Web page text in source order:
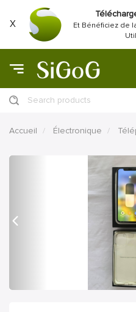
X
Et Bénéficiez de
Search products
Accueil Électronique